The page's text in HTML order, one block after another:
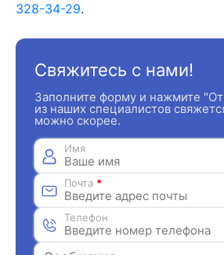
328-34-29.
Свяжитесь с нами!
Заполните форму и нажмите
из наших специалистов
можно скорее.
Имя
Почта *
Телефон